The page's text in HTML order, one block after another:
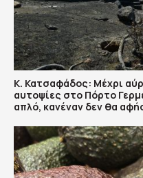
Κ. Κατσαφάδος: Μέχρι
αυτοψίες στο Πόρτο
απλό, κανέναν δεν θα